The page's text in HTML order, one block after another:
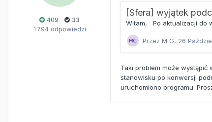
409
33
1 794 odpowiedzi